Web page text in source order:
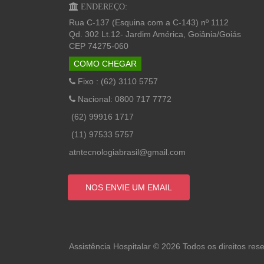
ENDEREÇO:
Rua C-137 (Esquina com a C-143) nº 1112
Qd. 302 Lt.12- Jardim América, Goiânia/Goiás
CEP 74275-060
COMO CHEGAR
Fixo : (62) 3110 5757
Nacional: 0800 717 7772
(62) 99916 1717
(11) 97533 5757
atntecnologiabrasil@gmail.com
NOS ENVIE UM EMAIL
Assistência Hospitalar © 2026 Todos os direitos